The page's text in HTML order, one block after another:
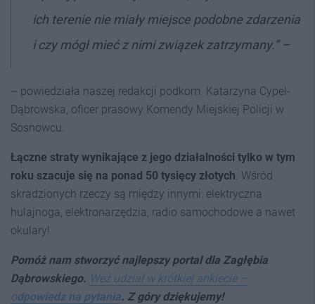
ich terenie nie miały miejsce podobne zdarzenia
i czy mógł mieć z nimi związek zatrzymany.” –
– powiedziała naszej redakcji podkom. Katarzyna Cypel-
Dąbrowska, oficer prasowy Komendy Miejskiej Policji w
Sosnowcu.
Łączne straty wynikające z jego działalności tylko w tym
roku szacuje się na ponad 50 tysięcy złotych . Wśród
skradzionych rzeczy są między innymi: elektryczna
hulajnoga, elektronarzędzia, radio samochodowe a nawet
okulary!
Pomóż nam stworzyć najlepszy portal dla Zagłębia
Dąbrowskiego. Weź udział w krótkiej ankiecie –
odpowiedz na pytania. Z góry dziękujemy!